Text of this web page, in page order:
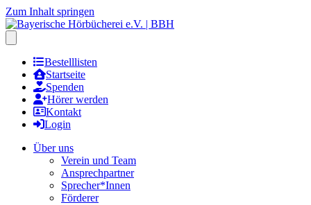
Zum Inhalt springen
Bestelllisten
Startseite
Spenden
Hörer werden
Kontakt
Login
Über uns
Verein und Team
Ansprechpartner
Sprecher*Innen
Förderer